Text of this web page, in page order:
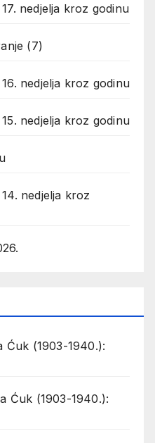
nedjelja kroz godinu
(7)
nedjelja kroz godinu
nedjelja kroz godinu
nedjelja kroz
Ćuk (1903-1940.):
Ćuk (1903-1940.):